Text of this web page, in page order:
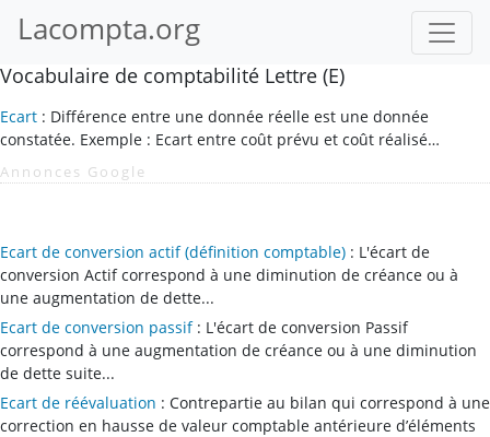
Lacompta.org
Vocabulaire de comptabilité Lettre (E)
Ecart : Différence entre une donnée réelle est une donnée
constatée. Exemple : Ecart entre coût prévu et coût réalisé…
Annonces Google
Ecart de conversion actif (définition comptable) : L'écart de
conversion Actif correspond à une diminution de créance ou à
une augmentation de dette...
Ecart de conversion passif: L'écart de conversion Passif
correspond à une augmentation de créance ou à une diminution
de dette suite...
Ecart de réévaluation : Contrepartie au bilan qui correspond à une
correction en hausse de valeur comptable antérieure d’éléments